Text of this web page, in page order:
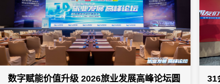
数字赋能价值升级 2026旅业发展高峰论坛圆
31